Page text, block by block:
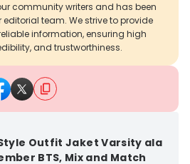
community writers and has been
team. We strive to provide
information, ensuring high
and trustworthiness.
Outfit Jaket Varsity ala
BTS, Mix and Match